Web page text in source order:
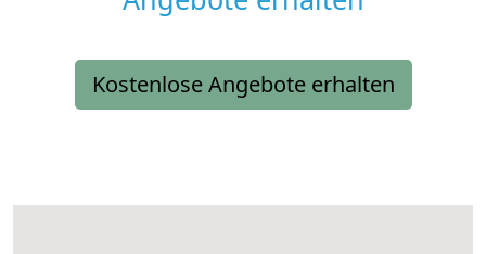
Kostenlose Angebote erhalten